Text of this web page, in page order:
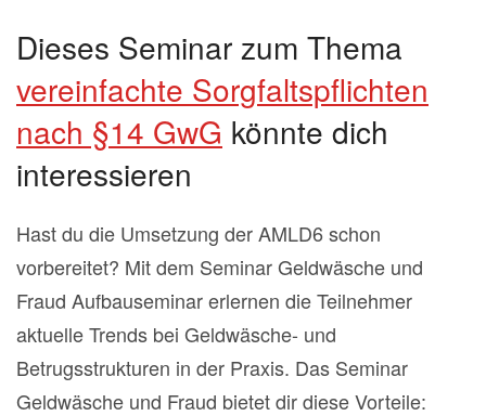
Dieses Seminar zum Thema
vereinfachte Sorgfaltspflichten
nach §14 GwG könnte dich
interessieren
Hast du die Umsetzung der AMLD6 schon
vorbereitet? Mit dem Seminar Geldwäsche und
Fraud Aufbauseminar erlernen die Teilnehmer
aktuelle Trends bei Geldwäsche- und
Betrugsstrukturen in der Praxis. Das Seminar
Geldwäsche und Fraud bietet dir diese Vorteile: